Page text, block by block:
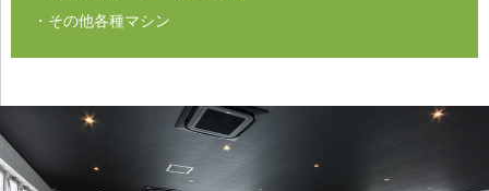
・その他各種マシン